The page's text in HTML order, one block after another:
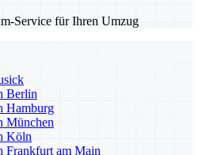
Service für Ihren Umzug
Berlin
Hamburg
München
Köln
Frankfurt am Main